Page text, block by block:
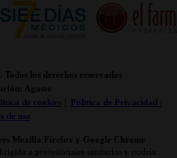
Todos los derechos reservados
Agosto
de cookies|
Politica de Privacidad /
de uso
Mozilla Firefox y Google Chrome
a profesionales sanitarios y podría